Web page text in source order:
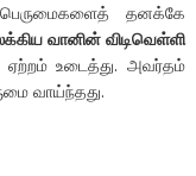
தனக்கே
வானின் விடிவெள்ளி
உடைத்து. அவர்தம்
வாய்ந்தது.